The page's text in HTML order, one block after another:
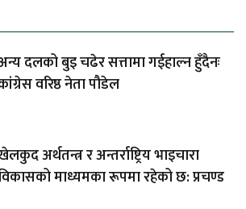
दलको बुइ चढेर सत्तामा गईहाल्न हुँदैनः
वरिष्ठ नेता पौडेल
अर्थतन्त्र र अन्तर्राष्ट्रिय भाइचारा
माध्यमका रूपमा रहेको छ: प्रचण्ड